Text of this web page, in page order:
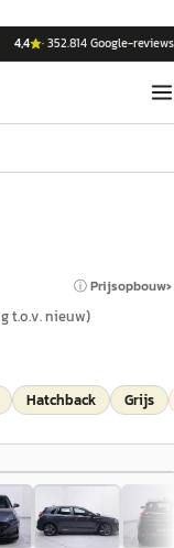
4,4 ·352.814Google-reviews
ⓘ Prijsopbouw
t.o.v. nieuw)
Hatchback Grijs
1/153